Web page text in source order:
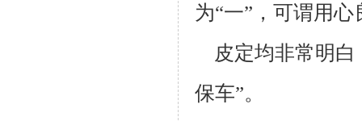
为“一”，可谓用心
皮定均非常明白
保车”。